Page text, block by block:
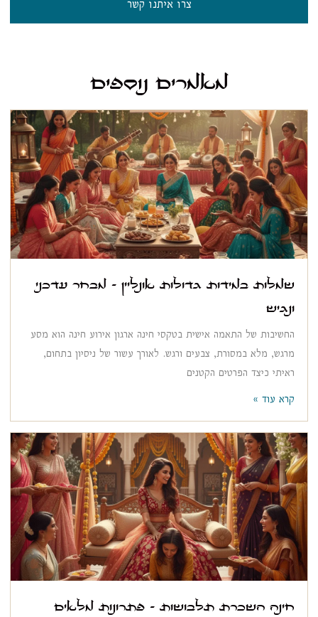
צרו איתנו קשר
מאמרים נוספים
שמלות במידות גדולות אונליין – מבחר עדכני
ונגיש
החשיבות של התאמה אישית בטקסי חינה ארגון אירוע חינה הוא מסע
מרגש, מלא במסורת, צבעים ורגש. לאורך עשור של ניסיון בתחום,
ראיתי כיצד הפרטים הקטנים
קרא עוד »
חינה השכרת תלבושות – פתרונות מלאים